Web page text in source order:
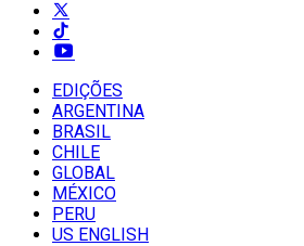
EDIÇÕES
ARGENTINA
BRASIL
CHILE
GLOBAL
MÉXICO
PERU
US ENGLISH